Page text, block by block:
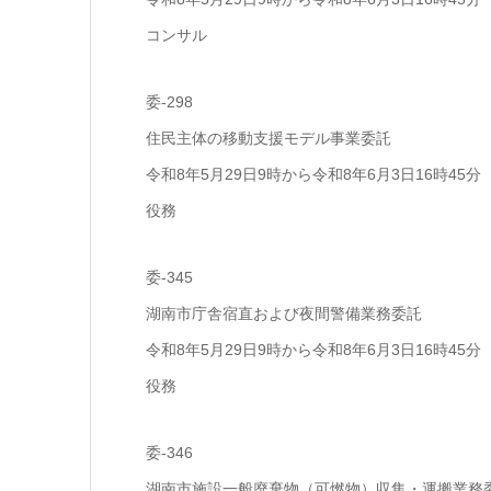
コンサル
委-298
住民主体の移動支援モデル事業委託
令和8年5月29日9時から令和8年6月3日16時45分
役務
委-345
湖南市庁舎宿直および夜間警備業務委託
令和8年5月29日9時から令和8年6月3日16時45分
役務
委-346